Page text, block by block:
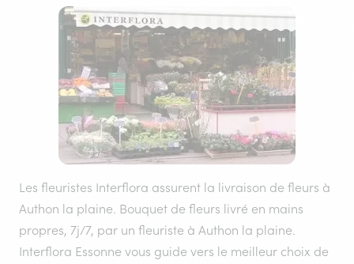
Les fleuristes Interflora assurent la livraison de fleurs à
Authon la plaine. Bouquet de fleurs livré en mains
propres, 7j/7, par un fleuriste à Authon la plaine.
Interflora Essonne vous guide vers le meilleur choix de